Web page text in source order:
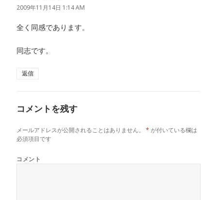
り:
2009年11月14日 1:14 AM
全く同感であります。
同志です。
返信
コメントを残す
メールアドレスが公開されることはありません。 * が付いている欄は
必須項目です
コメント